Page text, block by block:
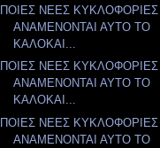
ΠΟΙΕΣ ΝΕΕΣ ΚΥΚΛΟΦΟΡΙΕΣ
ΑΝΑΜΕΝΟΝΤΑΙ ΑΥΤΟ ΤΟ
ΚΑΛΟΚΑΙ...
ΠΟΙΕΣ ΝΕΕΣ ΚΥΚΛΟΦΟΡΙΕΣ
ΑΝΑΜΕΝΟΝΤΑΙ ΑΥΤΟ ΤΟ
ΚΑΛΟΚΑΙ...
ΠΟΙΕΣ ΝΕΕΣ ΚΥΚΛΟΦΟΡΙΕΣ
ΑΝΑΜΕΝΟΝΤΑΙ ΑΥΤΟ ΤΟ